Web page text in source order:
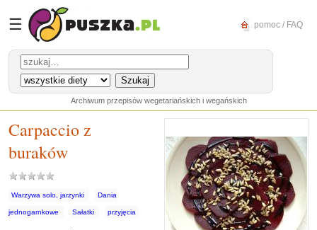
☰ pomoc / FAQ
Archiwum przepisów wegetariańskich i wegańskich
Carpaccio z
buraków
Warzywa solo, jarzynki Dania
jednogarnkowe Sałatki przyjęcia